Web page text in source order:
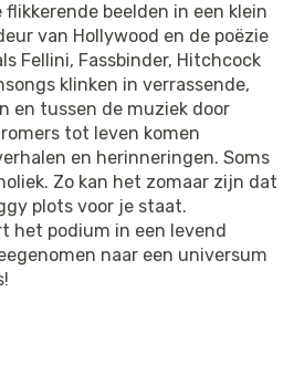
beelden in een klein
van Hollywood en de poëzie
Fellini, Fassbinder, Hitchcock
klinken in verrassende,
en tussen de muziek door
tot leven komen
en herinneringen. Soms
Zo kan het zomaar zijn dat
plots voor je staat.
het podium in een levend
naar een universum